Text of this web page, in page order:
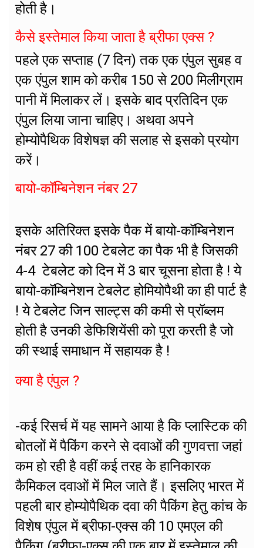
होती है।
कैसे इस्तेमाल किया जाता है ब्रीफा एक्स ?
पहले एक सप्ताह (7 दिन) तक एक एंपुल सुबह व
एक एंपुल शाम को करीब 150 से 200 मिलीग्राम
पानी में मिलाकर लें। इसके बाद प्रतिदिन एक
एंपुल लिया जाना चाहिए। अथवा अपने
होम्योपैथिक विशेषज्ञ की सलाह से इसको प्रयोग
करें।
बायो-कॉम्बिनेशन नंबर 27
इसके अतिरिक्त इसके पैक में बायो-कॉम्बिनेशन
नंबर 27 की 100 टेबलेट का पैक भी है जिसकी
4-4 टेबलेट को दिन में 3 बार चूसना होता है ! ये
बायो-कॉम्बिनेशन टेबलेट होमियोपैथी का ही पार्ट है
! ये टेबलेट जिन साल्ट्स की कमी से प्रॉब्लम
होती है उनकी डेफिशियेंसी को पूरा करती है जो
की स्थाई समाधान में सहायक है !
क्या है एंपुल ?
-कई रिसर्च में यह सामने आया है कि प्लास्टिक की
बोतलों में पैकिंग करने से दवाओं की गुणवत्ता जहां
कम हो रही है वहीं कई तरह के हानिकारक
कैमिकल दवाओं में मिल जाते हैं। इसलिए भारत में
पहली बार होम्योपैथिक दवा की पैकिंग हेतु कांच के
विशेष एंपुल में ब्रीफा-एक्स की 10 एमएल की